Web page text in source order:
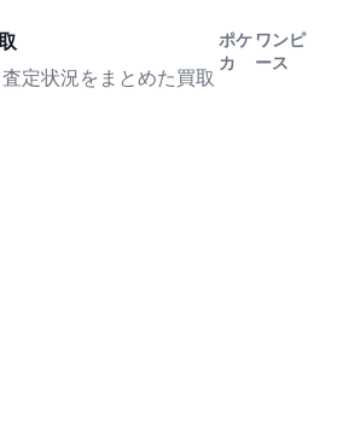
定状況をまとめた買取
ポケ
カ
ワンピ
ース